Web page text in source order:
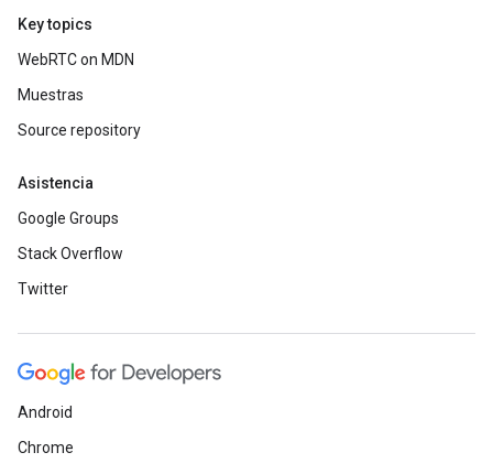
Key topics
WebRTC on MDN
Muestras
Source repository
Asistencia
Google Groups
Stack Overflow
Twitter
Android
Chrome